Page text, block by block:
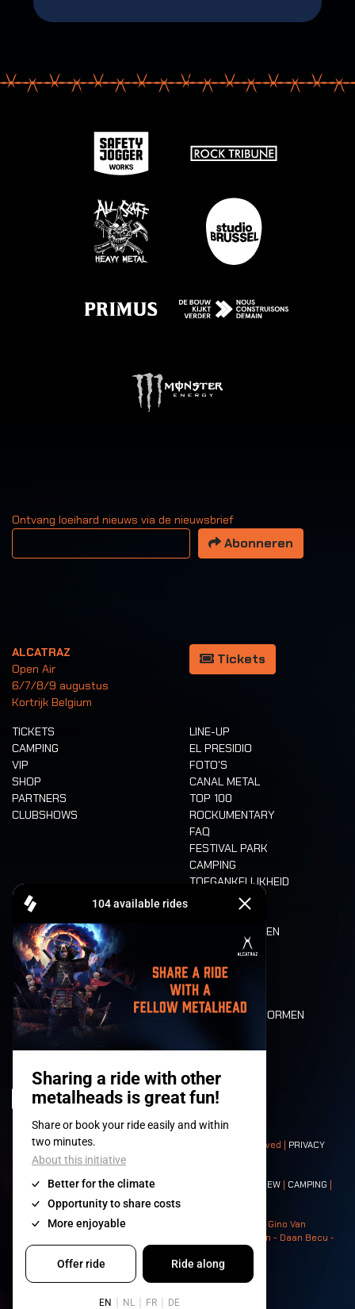
Ontvang loeihard nieuws via de nieuwsbrief
Uw email adres
Abonneren
ALCATRAZ
Open Air
6/7/8/9 augustus
Kortrijk Belgium
Tickets
TICKETS
CAMPING
VIP
SHOP
PARTNERS
CLUBSHOWS
LINE-UP
EL PRESIDIO
FOTO'S
CANAL METAL
TOP 100
ROCKUMENTARY
FAQ
FESTIVAL PARK
CAMPING
TOEGANKELIJKHEID
CASHLESS
ETEN EN DRINKEN
MOBILITEIT
LONE WOLVES
PLATTEGROND
DEATH RIDE
WAARDEN EN NORMEN
HISTORIEK
© 2008-2026- Apache Productions VZW – All rights reserved | PRIVACY
POLICY|ALGEMENE VOORWAARDEN
Contact:GENERAL| PARTNERSHIPS CREW CAMPING
| NEIGHBOURS
Photos: Ann Kermans - Hans Van Hoof - Eliaz Bruggeman - Gino Van
Lancker - Tim Tronckoe - Elsie Roymans - Stijn Verbruggen - Daan Becu -
Claus Christa - Devid Camerlynck